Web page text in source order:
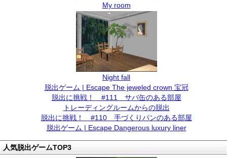
My room
Night fall
脱出ゲーム | Escape The jeweled crown 宝冠
脱出に挑戦！ #111 サバ缶のある部屋
トレーディングルームからの脱出
脱出に挑戦！ #110 手づくりパンのある部屋
脱出ゲーム | Escape Dangerous luxury liner
人気脱出ゲームTOP3